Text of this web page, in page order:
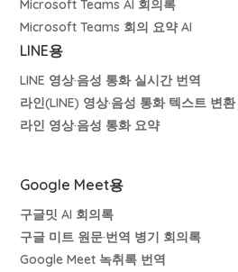
Microsoft Teams AI 회의록
Microsoft Teams 회의 요약 AI
LINE용
LINE 영상·음성 통화 실시간 번역
라인(LINE) 영상·음성 통화 텍스트 변환
라인 영상·음성 통화 요약
Google Meet용
구글밋 AI 회의록
구글 미트 원문·번역 병기 회의록
Google Meet 녹취록 번역